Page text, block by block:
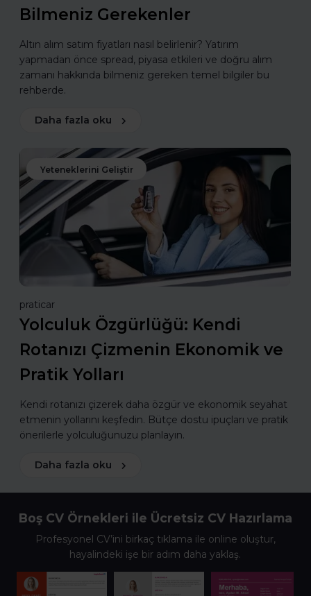
Bilmeniz Gerekenler
Altın alım satım fiyatları nasıl belirlenir? Yatırım
yapmadan önce spread, piyasa etkileri ve doğru alım
zamanı hakkında bilmeniz gereken temel bilgiler bu
rehberde.
Daha fazla oku
Yeteneklerini Geliştir
praticar
Yolculuk Özgürlüğü: Kendi
Rotanızı Çizmenin Ekonomik ve
Pratik Yolları
Kendi rotanızı çizerek daha özgür ve ekonomik seyahat
etmenin yollarını keşfedin. Bütçe dostu ipuçları ve pratik
önerilerle yolculuğunuzu planlayın.
Daha fazla oku
Boş CV Örnekleri ile Ücretsiz CV Hazırlama
Profesyonel CV’ini birkaç tıklama ile online oluştur,
hayalindeki işe bir adım daha yaklaş.